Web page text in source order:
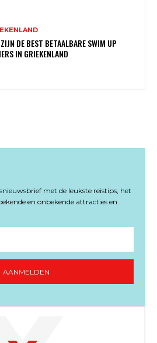
DE BEST BETAALBARE SWIM UP
IN GRIEKENLAND
met de leukste reistips, het
en onbekende attracties en
AANMELDEN